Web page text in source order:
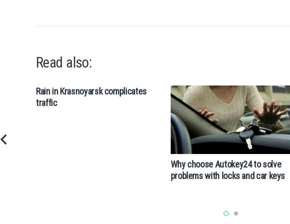
Read also:
Rain in Krasnoyarsk complicates
traffic
Why choose Autokey24 to solve
problems with locks and car keys